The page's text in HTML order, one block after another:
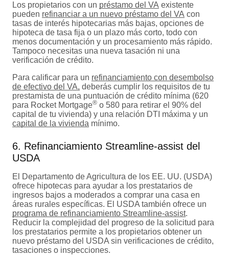
Los propietarios con un préstamo del VA existente
pueden refinanciar a un nuevo préstamo del VA con
tasas de interés hipotecarias más bajas, opciones de
hipoteca de tasa fija o un plazo más corto, todo con
menos documentación y un procesamiento más rápido.
Tampoco necesitas una nueva tasación ni una
verificación de crédito.
Para calificar para un refinanciamiento con desembolso
de efectivo del VA, deberás cumplir los requisitos de tu
prestamista de una puntuación de crédito mínima (620
para Rocket Mortgage® o 580 para retirar el 90% del
capital de tu vivienda) y una relación DTI máxima y un
capital de la vivienda mínimo.
6. Refinanciamiento Streamline-assist del
USDA
El Departamento de Agricultura de los EE. UU. (USDA)
ofrece hipotecas para ayudar a los prestatarios de
ingresos bajos a moderados a comprar una casa en
áreas rurales específicas. El USDA también ofrece un
programa de refinanciamiento Streamline-assist.
Reducir la complejidad del progreso de la solicitud para
los prestatarios permite a los propietarios obtener un
nuevo préstamo del USDA sin verificaciones de crédito,
tasaciones o inspecciones.